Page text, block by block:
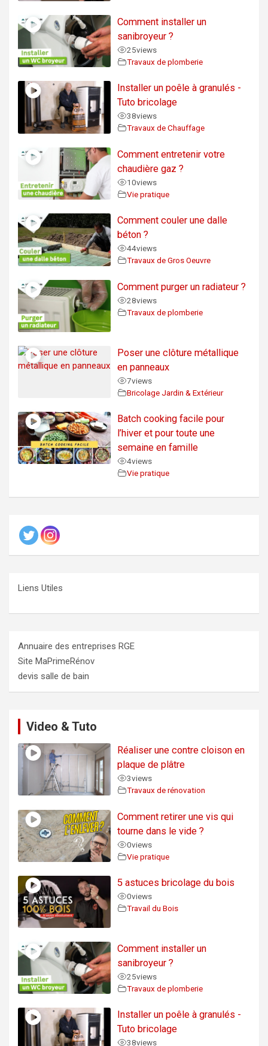
Comment installer un
sanibroyeur ?
25views
Travaux de plomberie
Installer un poêle à granulés -
Tuto bricolage
38views
Travaux de Chauffage
Comment entretenir votre
chaudière gaz ?
10views
Vie pratique
Comment couler une dalle
béton ?
44views
Travaux de Gros Oeuvre
Comment purger un radiateur ?
28views
Travaux de plomberie
Poser une clôture métallique
en panneaux
7views
Bricolage Jardin & Extérieur
Batch cooking facile pour
l’hiver et pour toute une
semaine en famille
4views
Vie pratique
Liens Utiles
Annuaire des entreprises RGE
Site MaPrimeRénov
devis salle de bain
Video & Tuto
Réaliser une contre cloison en
plaque de plâtre
3views
Travaux de rénovation
Comment retirer une vis qui
tourne dans le vide ?
0views
Vie pratique
5 astuces bricolage du bois
0views
Travail du Bois
Comment installer un
sanibroyeur ?
25views
Travaux de plomberie
Installer un poêle à granulés -
Tuto bricolage
38views